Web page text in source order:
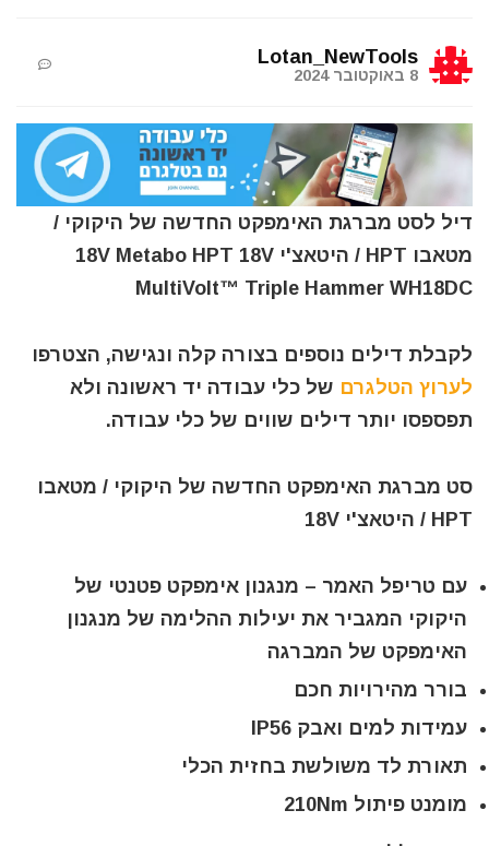
Lotan_NewTools
8 באוקטובר 2024
דיל לסט מברגת האימפקט החדשה של היקוקי /
מטאבו HPT / היטאצ'י 18V Metabo HPT 18V
MultiVolt™ Triple Hammer WH18DC
לקבלת דילים נוספים בצורה קלה ונגישה, הצטרפו
לערוץ הטלגרם של כלי עבודה יד ראשונה ולא
תפספסו יותר דילים שווים של כלי עבודה.
סט מברגת האימפקט החדשה של היקוקי / מטאבו
HPT / היטאצ'י 18V
עם טריפל האמר – מנגנון אימפקט פטנטי של
היקוקי המגביר את יעילות ההלימה של מנגנון
האימפקט של המברגה
בורר מהירויות חכם
עמידות למים ואבק IP56
תאורת לד משולשת בחזית הכלי
מומנט פיתול 210Nm